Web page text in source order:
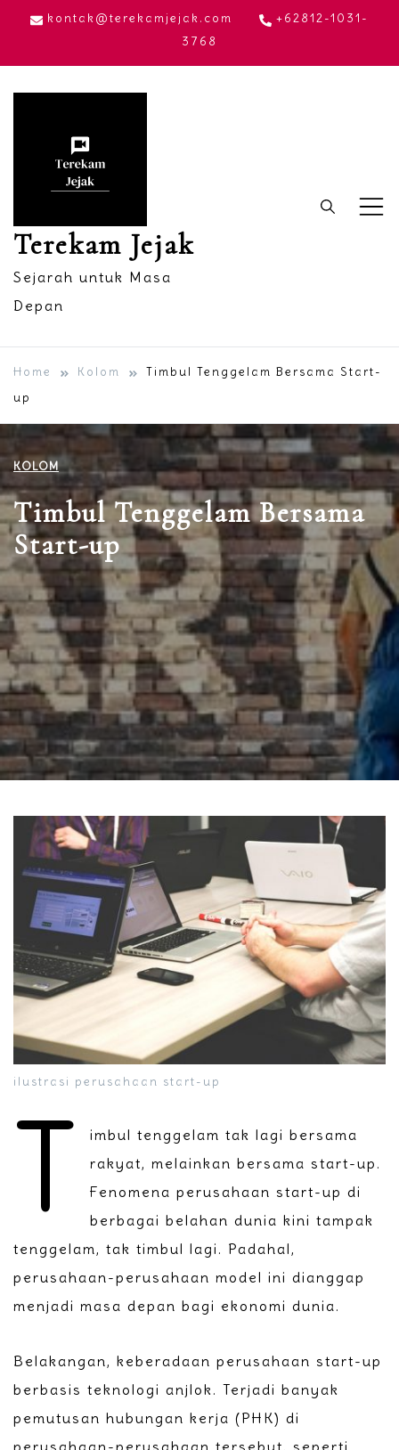
Skip
content
kontak@terekamjejak.com
+62812-1031-
3768
Terekam Jejak
Sejarah untuk Masa
Depan
Home Kolom
Timbul Tenggelam Bersama Start-
up
KOLOM
Timbul Tenggelam Bersama
Start-up
ilustrasi perusahaan start-up
T
imbul tenggelam tak lagi bersama
rakyat, melainkan bersama start-up.
Fenomena perusahaan start-up di
berbagai belahan dunia kini tampak
tenggelam, tak timbul lagi. Padahal,
perusahaan-perusahaan model ini dianggap
menjadi masa depan bagi ekonomi dunia.
Belakangan, keberadaan perusahaan start-up
berbasis teknologi anjlok. Terjadi banyak
pemutusan hubungan kerja (PHK) di
perusahaan-perusahaan tersebut, seperti